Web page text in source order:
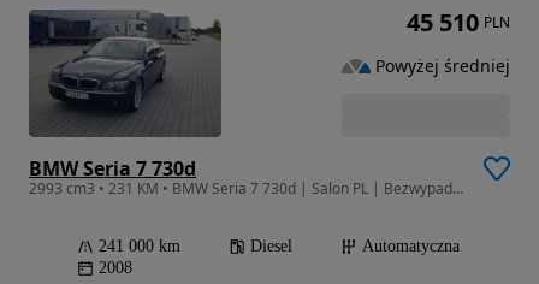
BMW Seria 7 730d
2993 cm3 • 231 KM • BMW Seria 7 730d | Salon PL | Bezwypadkowy | Jeden Właściciel | FV23%
241 000 km Diesel
Automatyczna
2008
45 510 PLN
Powyżej średniej